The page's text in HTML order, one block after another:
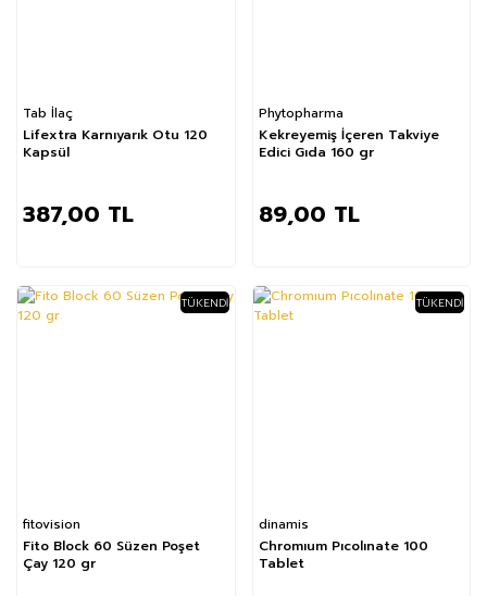
Tab İlaç
Lifextra Karnıyarık Otu 120
Kapsül
387,00 TL
Phytopharma
Kekreyemiş İçeren Takviye
Edici Gıda 160 gr
89,00 TL
TÜKENDI
fitovision
Fito Block 60 Süzen Poşet
Çay 120 gr
TÜKENDI
dinamis
Chromıum Pıcolınate 100
Tablet